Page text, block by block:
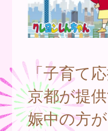
「子育て
京都が提
娠中の方